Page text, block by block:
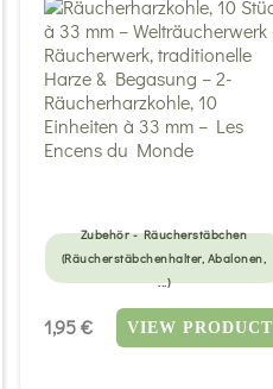
Zubehör - Räucherstäbchen
(Räucherstäbchenhalter, Abalonen,
...)
1,95 € VIEW PRODUCT